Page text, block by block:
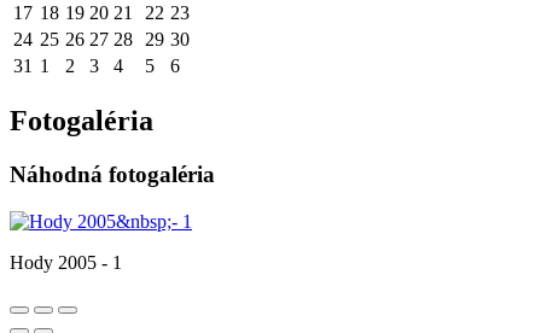
17 18 19 20 21 22 23
24 25 26 27 28 29 30
31 1 2 3 4 5 6
Fotogaléria
Náhodná fotogaléria
Hody 2005 - 1